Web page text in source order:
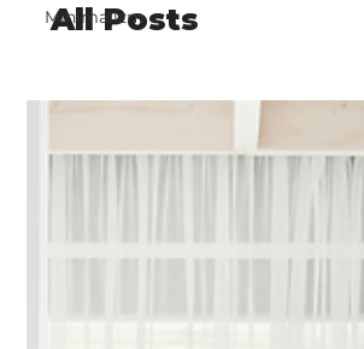
Minimalizm
All Posts